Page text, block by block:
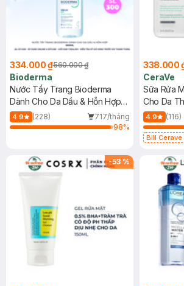
334.000 ₫560.000 ₫
Bioderma
Nước Tẩy Trang Bioderma
Dành Cho Da Dầu & Hỗn Hợp
500ml
4.9 (228)
717/tháng
98%
338.000
CeraVe
Sữa Rửa
Cho Da
473ml
4.9 (116)
Bill Cerave
-53 %